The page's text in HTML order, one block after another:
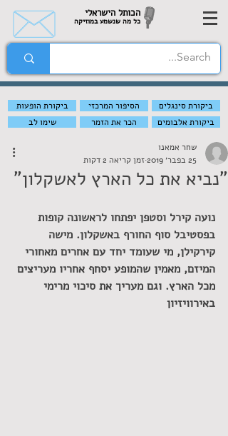
הכותל הישראלי
כל מה שנשמע במוזיקה
ביקורת הופעות הסיפור המרכזי
ביקורת סינגלים
שימו לב
הכר את הזמר ביקורת אלבומים
"נביא את כל הארץ לאשקלון"
שחר אמאנו
25 בפבר׳ 2019
זמן קריאה 2 דקות
נועה קירל וסטפן יפתחו לראשונה קופות
בפסטיבל סוף החורף באשקלון. מישה
קירקילן, מי שעומד יחד עם אחרים מאחורי
המיזם, מאמין שהמופע יסחף אחריו מעריצים
מכל הארץ. וגם מעריך את סיכוי מרימי
באירוויזיון